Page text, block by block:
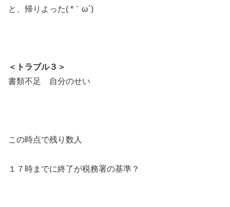
と、帰りよった( *｀ω´)
＜トラブル３＞
書類不足 自分のせい
この時点で残り数人
１７時までに終了が税務署の基準？